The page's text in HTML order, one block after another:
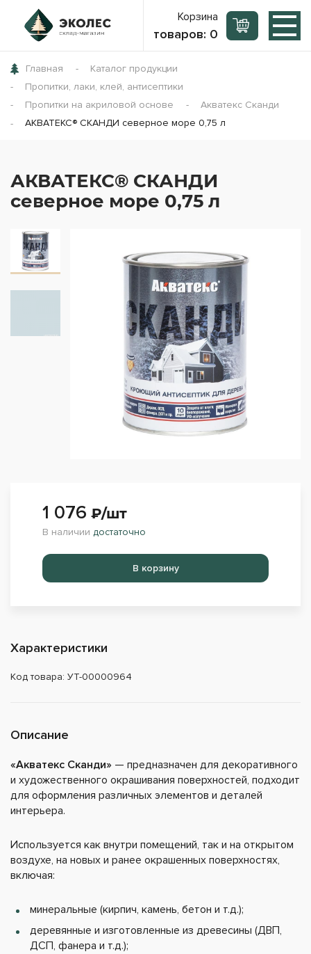
Корзина
товаров: 0
Главная
Каталог продукции
Пропитки, лаки, клей, антисептики
Пропитки на акриловой основе
Акватекс Сканди
АКВАТЕКС® СКАНДИ северное море 0,75 л
АКВАТЕКС® СКАНДИ
северное море 0,75 л
Характеристики
Код товара: УТ-00000964
Описание
«Акватекс Сканди» — предназначен для декоративного
и художественного окрашивания поверхностей, подходит
для оформления различных элементов и деталей
интерьера.
Используется как внутри помещений, так и на открытом
воздухе, на новых и ранее окрашенных поверхностях,
включая:
минеральные (кирпич, камень, бетон и т.д.);
деревянные и изготовленные из древесины (ДВП,
ДСП, фанера и т.д.);
1 076 ₽/шт
В наличии достаточно
Перейти в корзину